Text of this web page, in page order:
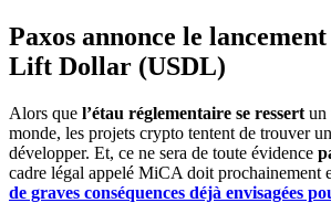
Paxos annonce le
Lift Dollar (USDL)
Alors que l’étau réglementaire se ressert un
monde, les projets crypto tentent de trouver
développer. Et, ce ne sera de toute évidence
cadre légal appelé MiCA doit prochainement
de graves conséquences déjà envisagées